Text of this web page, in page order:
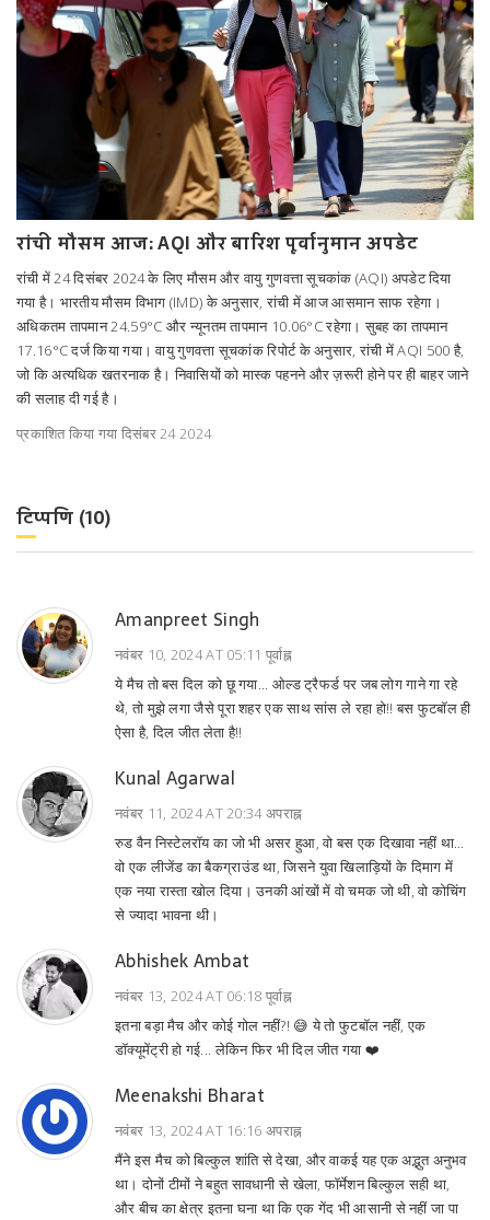
रांची मौसम आज: AQI और बारिश पूर्वानुमान अपडेट
रांची में 24 दिसंबर 2024 के लिए मौसम और वायु गुणवत्ता सूचकांक (AQI) अपडेट दिया
गया है। भारतीय मौसम विभाग (IMD) के अनुसार, रांची में आज आसमान साफ रहेगा।
अधिकतम तापमान 24.59°C और न्यूनतम तापमान 10.06°C रहेगा। सुबह का तापमान
17.16°C दर्ज किया गया। वायु गुणवत्ता सूचकांक रिपोर्ट के अनुसार, रांची में AQI 500 है,
जो कि अत्यधिक खतरनाक है। निवासियों को मास्क पहनने और ज़रूरी होने पर ही बाहर जाने
की सलाह दी गई है।
प्रकाशित किया गया दिसंबर 24 2024
टिप्पणि (10)
Amanpreet Singh
नवंबर 10, 2024 AT 05:11 पूर्वाह्न
ये मैच तो बस दिल को छू गया... ओल्ड ट्रैफर्ड पर जब लोग गाने गा रहे
थे, तो मुझे लगा जैसे पूरा शहर एक साथ सांस ले रहा हो!! बस फुटबॉल ही
ऐसा है, दिल जीत लेता है!!
Kunal Agarwal
नवंबर 11, 2024 AT 20:34 अपराह्न
रुड वैन निस्टेलरॉय का जो भी असर हुआ, वो बस एक दिखावा नहीं था...
वो एक लीजेंड का बैकग्राउंड था, जिसने युवा खिलाड़ियों के दिमाग में
एक नया रास्ता खोल दिया। उनकी आंखों में वो चमक जो थी, वो कोचिंग
से ज्यादा भावना थी।
Abhishek Ambat
नवंबर 13, 2024 AT 06:18 पूर्वाह्न
इतना बड़ा मैच और कोई गोल नहीं?! 😅 ये तो फुटबॉल नहीं, एक
डॉक्यूमेंट्री हो गई... लेकिन फिर भी दिल जीत गया ❤️
Meenakshi Bharat
नवंबर 13, 2024 AT 16:16 अपराह्न
मैंने इस मैच को बिल्कुल शांति से देखा, और वाकई यह एक अद्भुत अनुभव
था। दोनों टीमों ने बहुत सावधानी से खेला, फॉर्मेशन बिल्कुल सही था,
और बीच का क्षेत्र इतना घना था कि एक गेंद भी आसानी से नहीं जा पा